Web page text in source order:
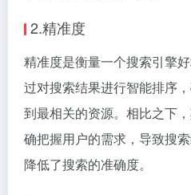
2.精准度
精准度是衡量一个搜索引擎
过对搜索结果进行智能排序
到最相关的资源。相比之下
确把握用户的需求，导致搜
降低了搜索的准确度。